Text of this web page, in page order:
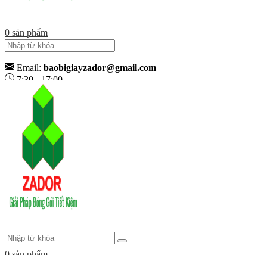
0 sản phẩm
Email: baobigiayzador@gmail.com
7:30 - 17:00